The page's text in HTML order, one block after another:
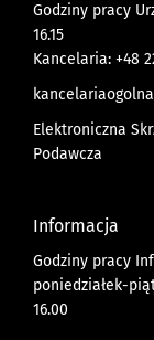
Godziny pracy
16.15
Kancelaria: +48
Elektroniczna
Podawcza
Informacja
Godziny pracy
poniedziałek-
16.00